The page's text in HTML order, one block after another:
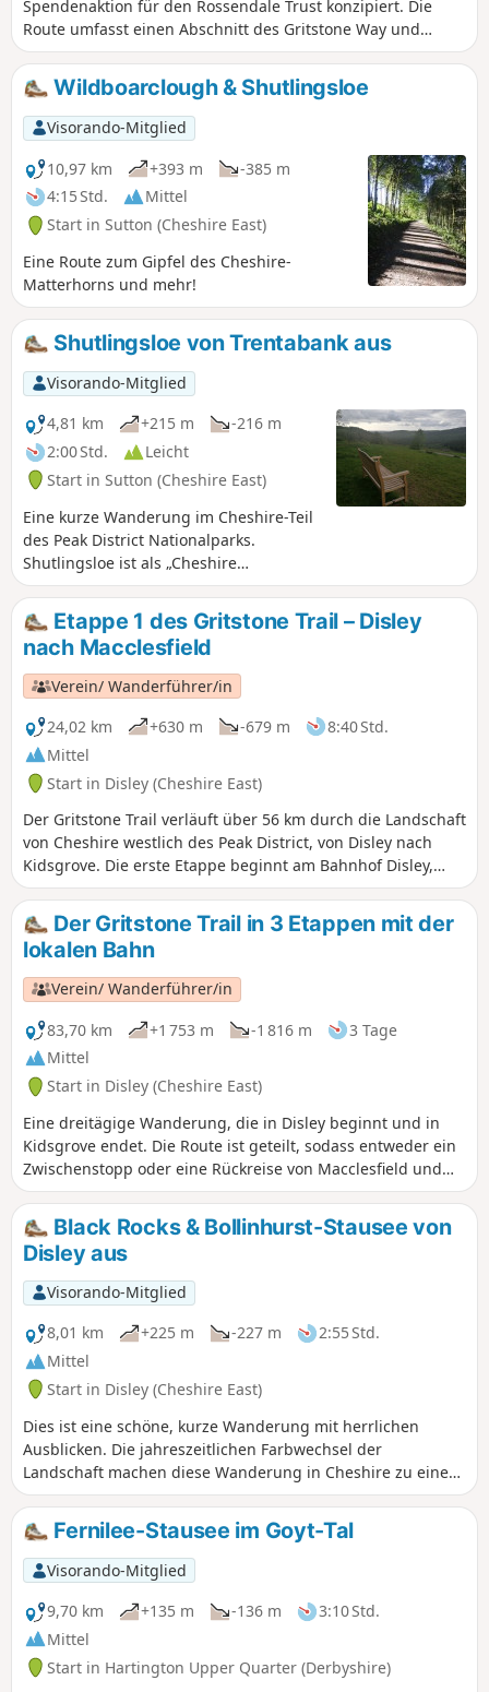
Spendenaktion für den Rossendale Trust konzipiert. Die
Route umfasst einen Abschnitt des Gritstone Way und
andere landschaftlich reizvolle Teile von Cheshire. Ein Teil
der Route verläuft innerhalb der Grenzen des Peak District
Nationalparks.
Wildboarclough & Shutlingsloe
Visorando-Mitglied
10,97 km
+393 m
-385 m
4:15 Std.
Mittel
Start in Sutton (Cheshire East)
Eine Route zum Gipfel des Cheshire-
Matterhorns und mehr!
Shutlingsloe von Trentabank aus
Visorando-Mitglied
4,81 km
+215 m
-216 m
2:00 Std.
Leicht
Start in Sutton (Cheshire East)
Eine kurze Wanderung im Cheshire-Teil
des Peak District Nationalparks.
Shutlingsloe ist als „Cheshire
Matterhorn“ bekannt und bietet einige
hervorragende Ausblicke.
Etappe 1 des Gritstone Trail – Disley
nach Macclesfield
Verein/ Wanderführer/in
24,02 km
+630 m -679 m
8:40 Std.
Mittel
Start in Disley (Cheshire East)
Der Gritstone Trail verläuft über 56 km durch die Landschaft
von Cheshire westlich des Peak District, von Disley nach
Kidsgrove. Die erste Etappe beginnt am Bahnhof Disley,
führt durch den Lime Park und hinauf zu den Bow Stones,
über den Sponds Hill (410 m), vorbei an Bollington und
weiter zum Saddle of Kerridge (über White Nancy), Tegg's
Nose und hinunter nach Langley. An dieser Stelle verlässt
die Route den Trail und führt vorbei an The Hollins hinunter
nach Macclesfield.
Der Gritstone Trail in 3 Etappen mit der
lokalen Bahn
Verein/ Wanderführer/in
83,70 km
+1 753 m -1 816 m
3 Tage
Mittel
Start in Disley (Cheshire East)
Eine dreitägige Wanderung, die in Disley beginnt und in
Kidsgrove endet. Die Route ist geteilt, sodass entweder ein
Zwischenstopp oder eine Rückreise von Macclesfield und
Congleton möglich ist. Der Transport erfolgt mit der Bahn,
beginnend am Bahnhof Disley (mögliche Nutzung der
Bahnhöfe Macclesfield und Congleton) und endend am
Bahnhof Kidsgrove.
Black Rocks & Bollinhurst-Stausee von
Disley aus
Visorando-Mitglied
8,01 km
+225 m -227 m
2:55 Std.
Mittel
Start in Disley (Cheshire East)
Dies ist eine schöne, kurze Wanderung mit herrlichen
Ausblicken. Die jahreszeitlichen Farbwechsel der
Landschaft machen diese Wanderung in Cheshire zu einem
Erlebnis, das man im Laufe des Jahres immer wieder
genießen kann. Die Route beginnt in Disley und führt
hinauf zu den Black Rocks, von wo aus sich großartige
Ausblicke bieten.
Fernilee-Stausee im Goyt-Tal
Visorando-Mitglied
9,70 km
+135 m -136 m
3:10 Std.
Mittel
Start in Hartington Upper Quarter (Derbyshire)